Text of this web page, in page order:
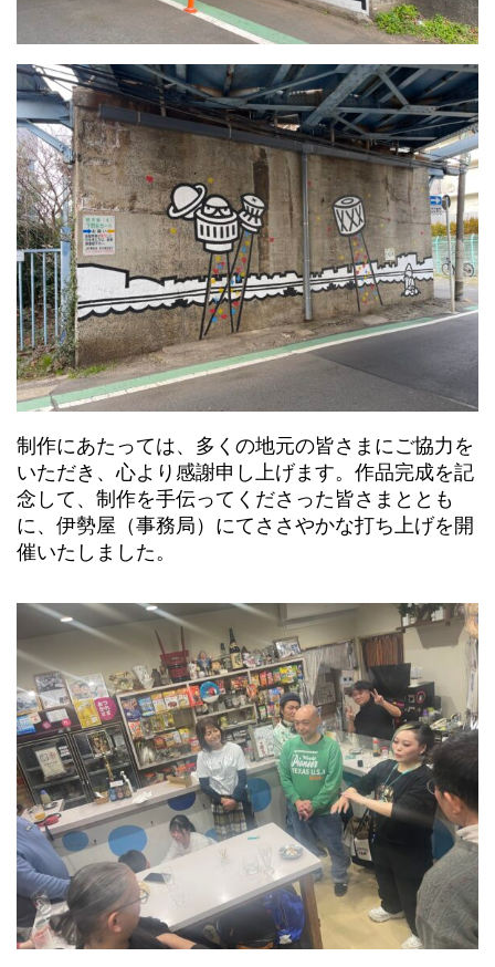
制作にあたっては、多くの地元の皆さまにご協力を
いただき、心より感謝申し上げます。作品完成を記
念して、制作を手伝ってくださった皆さまととも
に、伊勢屋（事務局）にてささやかな打ち上げを開
催いたしました。